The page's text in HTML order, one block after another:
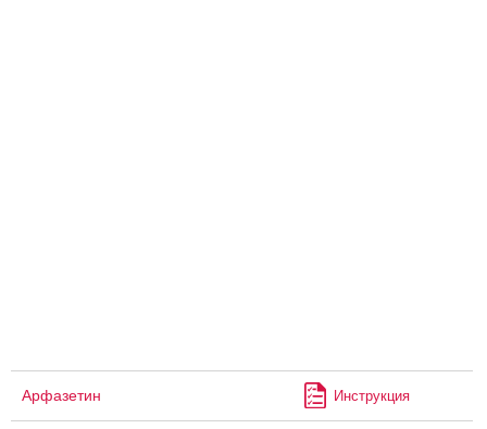
Арфазетин Инструкция